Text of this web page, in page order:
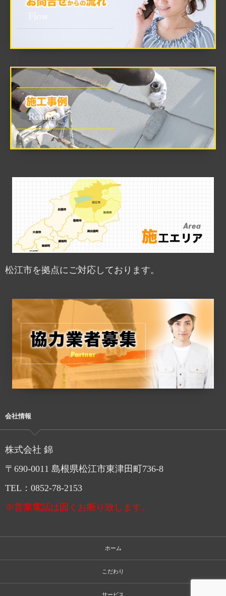
松江市を拠点にご対応しております。
会社情報
株式会社 錦
〒690-0011 島根県松江市東津田町736-8
TEL：0852-78-2153
※営業電話は固くお断り致します。
ホーム
こだわり
サービス